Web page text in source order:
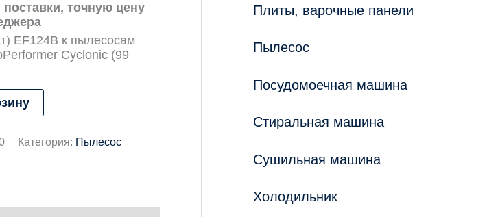
точную цену
EF124B к пылесосам
Cyclonic (99
Категория: Пылесос
Плиты, варочные панели
Пылесос
Посудомоечная машина
Стиральная машина
Сушильная машина
Холодильник